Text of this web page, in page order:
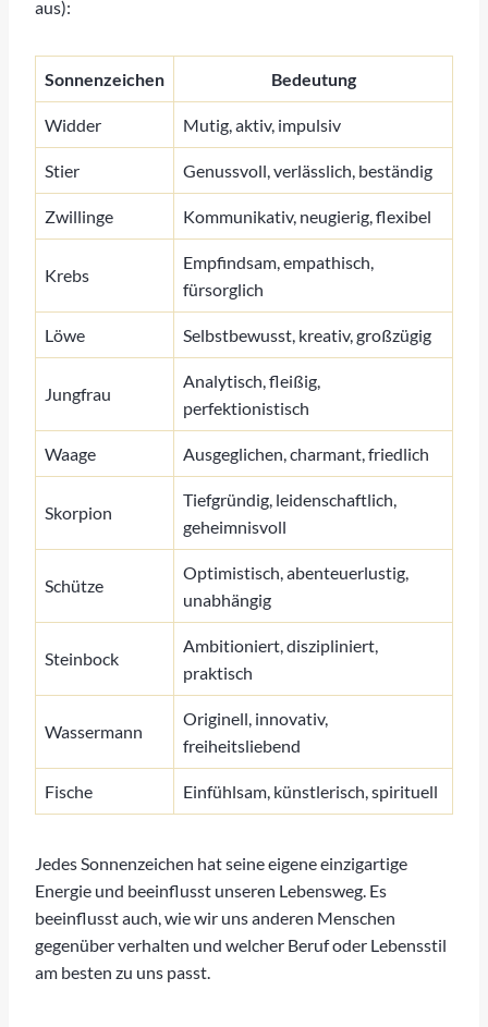
aus):
Sonnenzeichen Bedeutung
Widder Mutig, aktiv, impulsiv
Stier Genussvoll, verlässlich, beständig
Zwillinge Kommunikativ, neugierig, flexibel
Krebs
Empfindsam, empathisch,
fürsorglich
Löwe Selbstbewusst, kreativ, großzügig
Jungfrau
Analytisch, fleißig,
perfektionistisch
Waage Ausgeglichen, charmant, friedlich
Skorpion
Tiefgründig, leidenschaftlich,
geheimnisvoll
Schütze
Optimistisch, abenteuerlustig,
unabhängig
Steinbock
Ambitioniert, diszipliniert,
praktisch
Wassermann
Originell, innovativ,
freiheitsliebend
Fische Einfühlsam, künstlerisch, spirituell
Jedes Sonnenzeichen hat seine eigene einzigartige
Energie und beeinflusst unseren Lebensweg. Es
beeinflusst auch, wie wir uns anderen Menschen
gegenüber verhalten und welcher Beruf oder Lebensstil
am besten zu uns passt.